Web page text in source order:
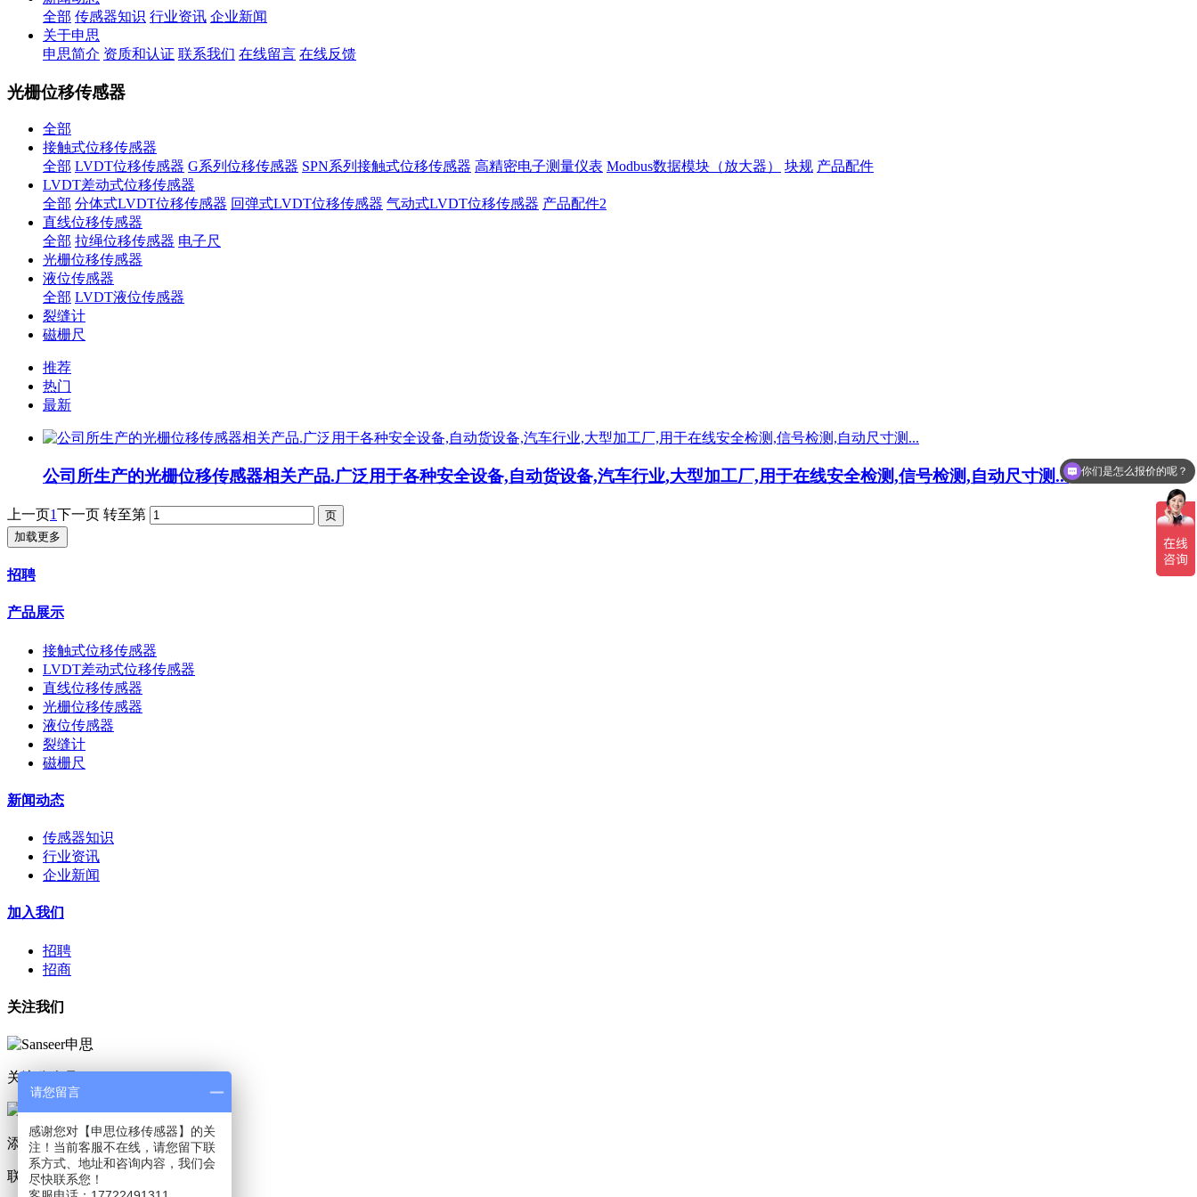
全部 传感器知识 行业资讯 企业新闻
关于申思
申思简介 资质和认证 联系我们 在线留言 在线反馈
光栅位移传感器
全部
接触式位移传感器
全部 LVDT位移传感器 G系列位移传感器 SPN系列接触式位移传感器 高精密电子测量仪表 Modbus数据模块（放大器） 块规 产品配件
LVDT差动式位移传感器
全部 分体式LVDT位移传感器 回弹式LVDT位移传感器 气动式LVDT位移传感器 产品配件2
直线位移传感器
全部 拉绳位移传感器 电子尺
光栅位移传感器
液位传感器
全部 LVDT液位传感器
裂缝计
磁栅尺
推荐
热门
最新
公司所生产的光栅位移传感器相关产品.广泛用于各种安全设备,自动货设备,汽车行业,大型加工厂,用于在线安全检测,信号检测,自动尺寸测...
上一页1下一页 转至第
加载更多
招聘
产品展示
接触式位移传感器
LVDT差动式位移传感器
直线位移传感器
光栅位移传感器
液位传感器
裂缝计
磁栅尺
新闻动态
传感器知识
行业资讯
企业新闻
加入我们
招聘
招商
关注我们
关注公众号
添加小程序
联系我们
你们是怎么报价的呢？
请您留言
感谢您对【申思位移传感器】的关
注！当前客服不在线，请您留下联
系方式、地址和咨询内容，我们会
尽快联系您！